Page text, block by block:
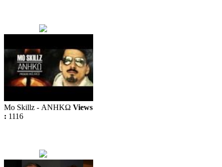
Mo Skillz - ΑΝΗΚΩ Views
: 1116